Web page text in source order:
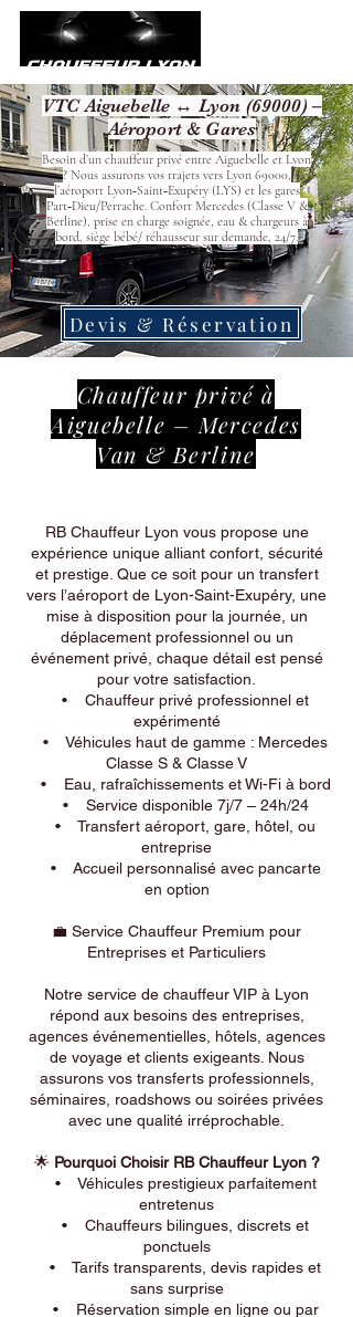
VTC Aiguebelle ↔ Lyon (69000) –
Aéroport & Gares
Besoin d’un chauffeur privé entre Aiguebelle et Lyon
? Nous assurons vos trajets vers Lyon 69000,
l’aéroport Lyon‑Saint‑Exupéry (LYS) et les gares
Part‑Dieu/Perrache. Confort Mercedes (Classe V &
Berline), prise en charge soignée, eau & chargeurs à
bord, siège bébé/ réhausseur sur demande, 24/7.
Devis & Réservation
Chauffeur privé à
Aiguebelle – Mercedes
Van & Berline
RB Chauffeur Lyon vous propose une
expérience unique alliant confort, sécurité
et prestige. Que ce soit pour un transfert
vers l’aéroport de Lyon-Saint-Exupéry, une
mise à disposition pour la journée, un
déplacement professionnel ou un
événement privé, chaque détail est pensé
pour votre satisfaction.
• Chauffeur privé professionnel et
expérimenté
• Véhicules haut de gamme : Mercedes
Classe S & Classe V
• Eau, rafraîchissements et Wi-Fi à bord
• Service disponible 7j/7 – 24h/24
• Transfert aéroport, gare, hôtel, ou
entreprise
• Accueil personnalisé avec pancarte
en option
💼 Service Chauffeur Premium pour
Entreprises et Particuliers
Notre service de chauffeur VIP à Lyon
répond aux besoins des entreprises,
agences événementielles, hôtels, agences
de voyage et clients exigeants. Nous
assurons vos transferts professionnels,
séminaires, roadshows ou soirées privées
avec une qualité irréprochable.
🌟 Pourquoi Choisir RB Chauffeur Lyon ?
• Véhicules prestigieux parfaitement
entretenus
• Chauffeurs bilingues, discrets et
ponctuels
• Tarifs transparents, devis rapides et
sans surprise
• Réservation simple en ligne ou par